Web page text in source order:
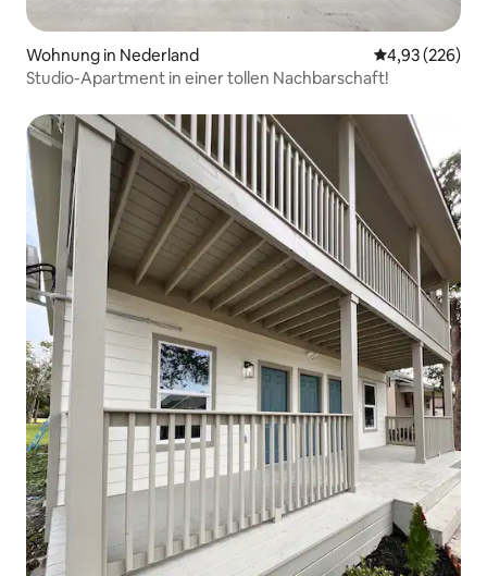
Wohnung in Nederland
4,93 (226)
Studio-Apartment in einer tollen Nachbarschaft!